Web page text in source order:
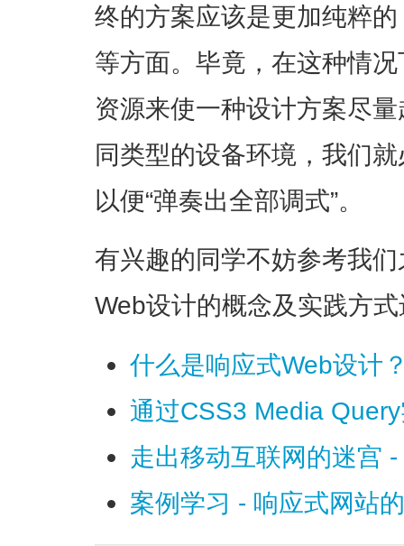
终的方案应该是更加纯粹
等方面。毕竟，在这种情
资源来使一种设计方案尽
同类型的设备环境，我们
以便“弹奏出全部调式”。
有兴趣的同学不妨参考我
Web设计的概念及实践方
什么是响应式Web设计
通过CSS3 Media
走出移动互联网的迷宫
案例学习 - 响应式网站